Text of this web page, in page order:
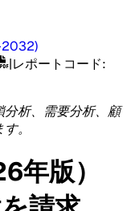
)
|レポートコード:
析、需要分析、顧
。
年版）